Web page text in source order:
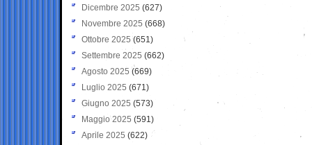
Dicembre 2025 (627)
Novembre 2025 (668)
Ottobre 2025 (651)
Settembre 2025 (662)
Agosto 2025 (669)
Luglio 2025 (671)
Giugno 2025 (573)
Maggio 2025 (591)
Aprile 2025 (622)